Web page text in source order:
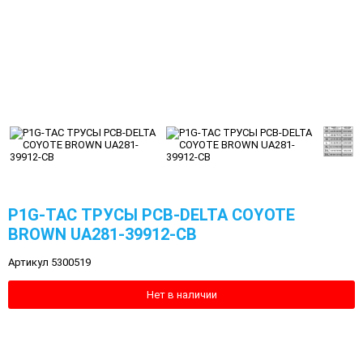
P1G-TAC ТРУСЫ PCB-DELTA COYOTE
BROWN UA281-39912-CB
Артикул 5300519
Нет в наличии